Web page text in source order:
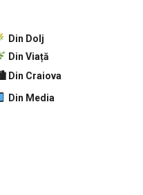
Din Dolj
Din Viață
🏙 Din Craiova
Din Media